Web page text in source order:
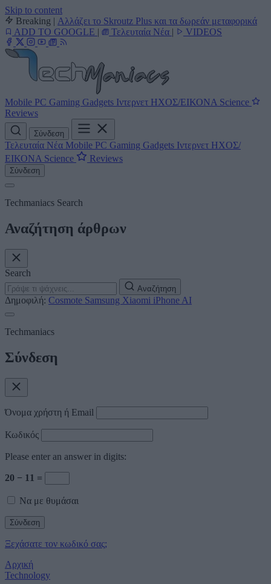
Skip to content
Breaking | Αλλάζει το Skroutz Plus και τα δωρεάν μεταφορικά
ADD TO GOOGLE | Τελευταία Νέα | VIDEOS
Mobile PC Gaming Gadgets Ιντερνετ ΗΧΟΣ/ΕΙΚΟΝΑ Science
Reviews
Σύνδεση
Τελευταία Νέα Mobile PC Gaming Gadgets Ιντερνετ ΗΧΟΣ/
ΕΙΚΟΝΑ Science Reviews
Σύνδεση
Techmaniacs Search
Αναζήτηση άρθρων
Search
Αναζήτηση
Δημοφιλή: Cosmote Samsung Xiaomi iPhone AI
Techmaniacs
Σύνδεση
Όνομα χρήστη ή Email
Κωδικός
Please enter an answer in digits:
20 − 11 =
Να με θυμάσαι
Ξεχάσατε τον κωδικό σας;
Αρχική
Technology